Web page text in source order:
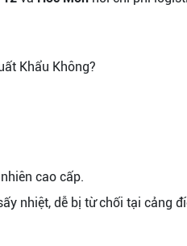
cao cấp.
nhiệt, dễ bị từ chối tại cảng